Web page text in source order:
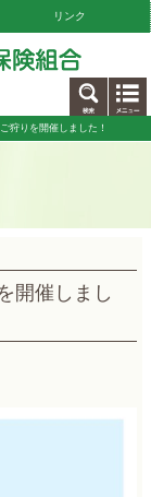
リンク
りを開催しました！
開催しまし